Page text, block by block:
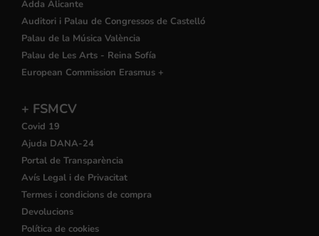
Adda Alicante
Auditori i Palau de Congressos de Castelló
Palau de la Música València
Palau de Les Arts - Reina Sofía
European Commission Erasmus +
+ FSMCV
Covid 19
Ajuda DANA-24
Portal de Transparència
Avís Legal i de Privacitat
Termes i condicions de compra
Devolucions
Política de cookies